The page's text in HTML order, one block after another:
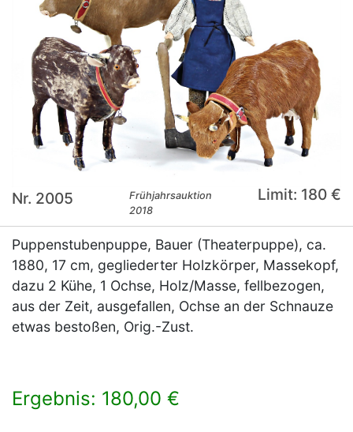
Nr. 2005
Frühjahrsauktion
2018
Limit: 180 €
Puppenstubenpuppe, Bauer (Theaterpuppe), ca.
1880, 17 cm, gegliederter Holzkörper, Massekopf,
dazu 2 Kühe, 1 Ochse, Holz/Masse, fellbezogen,
aus der Zeit, ausgefallen, Ochse an der Schnauze
etwas bestoßen, Orig.-Zust.
Ergebnis: 180,00 €